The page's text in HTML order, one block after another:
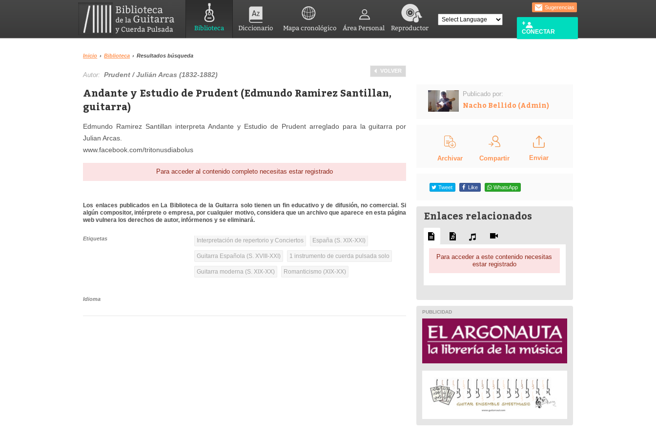
Biblioteca Diccionario Mapa cronológico Área Personal Reproductor
Sugerencias
CONECTAR
Inicio › Biblioteca › Resultados búsqueda
VOLVER
Autor:Prudent / Julián Arcas (1832-1882)
Andante y Estudio de Prudent (Edmundo Ramirez Santillan,
guitarra)
Edmundo Ramirez Santillan interpreta Andante y Estudio de Prudent arreglado para la guitarra por
Julian Arcas.
www.facebook.com/tritonusdiabolus
Para acceder al contenido completo necesitas estar registrado
Los enlaces publicados en La Biblioteca de la Guitarra solo tienen un fin educativo y de difusión, no comercial. Si
algún compositor, intérprete o empresa, por cualquier motivo, considera que un archivo que aparece en esta página
web vulnera los derechos de autor, infórmenos y se eliminará.
Etiquetas Interpretación de repertorio y Conciertos España (S. XIX-XXI)
Guitarra Española (S. XVIII-XXI) 1 instrumento de cuerda pulsada solo
Guitarra moderna (S. XIX-XX) Romanticismo (XIX-XX)
Idioma
Publicado por:
Nacho Bellido (Admin)
Archivar Compartir Enviar
Tweet Like WhatsApp
Enlaces relacionados
Para acceder a este contenido necesitas
estar registrado
PUBLICIDAD